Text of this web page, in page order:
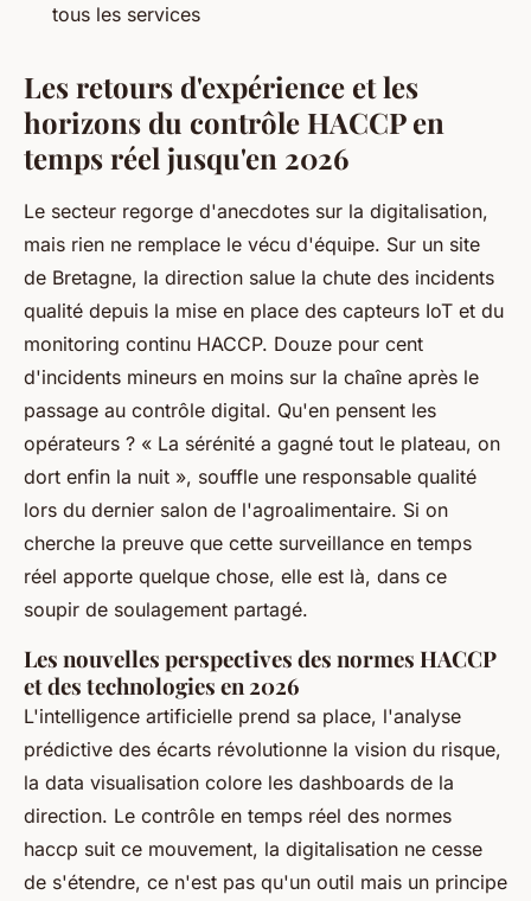
tous les services
Les retours d'expérience et les
horizons du contrôle HACCP en
temps réel jusqu'en 2026
Le secteur regorge d'anecdotes sur la digitalisation,
mais rien ne remplace le vécu d'équipe. Sur un site
de Bretagne, la direction salue la chute des incidents
qualité depuis la mise en place des capteurs IoT et du
monitoring continu HACCP. Douze pour cent
d'incidents mineurs en moins sur la chaîne après le
passage au contrôle digital. Qu'en pensent les
opérateurs ? « La sérénité a gagné tout le plateau, on
dort enfin la nuit », souffle une responsable qualité
lors du dernier salon de l'agroalimentaire. Si on
cherche la preuve que cette surveillance en temps
réel apporte quelque chose, elle est là, dans ce
soupir de soulagement partagé.
Les nouvelles perspectives des normes HACCP
et des technologies en 2026
L'intelligence artificielle prend sa place, l'analyse
prédictive des écarts révolutionne la vision du risque,
la data visualisation colore les dashboards de la
direction. Le contrôle en temps réel des normes
haccp suit ce mouvement, la digitalisation ne cesse
de s'étendre, ce n'est pas qu'un outil mais un principe